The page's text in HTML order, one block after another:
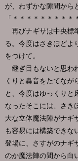
が、わずかな隙間から
「＊＊＊＊＊＊＊＊＊
再びナギサは中央標
る。今度はさきほどよ
をつけて。
継ぎ目もないと思わ
くりと轟音をたてなが
と、今度はゆっくりと
なったそこには、さき
大な立体魔法陣がナギ
も容易には構築できな
登場に、さすがのナギ
のか魔法陣の間から白